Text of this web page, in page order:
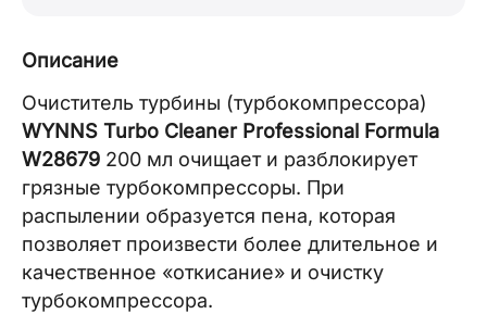
Описание
Очиститель турбины (турбокомпрессора)
WYNNS Turbo Cleaner Professional Formula
W28679 200 мл очищает и разблокирует
грязные турбокомпрессоры. При
распылении образуется пена, которая
позволяет произвести более длительное и
качественное «откисание» и очистку
турбокомпрессора.